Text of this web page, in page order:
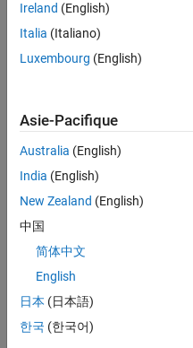
= 2
logic(2)
= 6
logic(4)
= 20
Guess
and
make
logic(x)
which
will
Ireland (English)
Italia (Italiano)
Luxembourg (English)
Asie-Pacifique
Australia (English)
India (English)
New Zealand (English)
中国
简体中文
English
日本 (日本語)
한국 (한국어)